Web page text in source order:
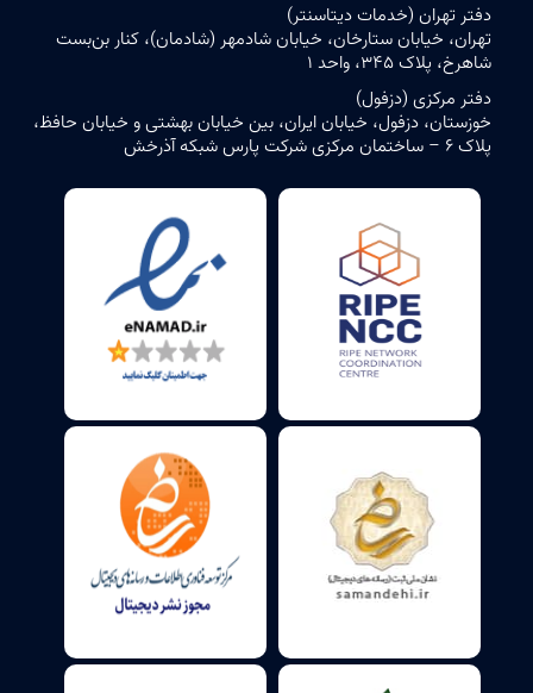
دفتر تهران (خدمات دیتاسنتر)
تهران، خیابان ستارخان، خیابان شادمهر (شادمان)، کنار بن‌بست
شاهرخ، پلاک ۳۴۵، واحد ۱
دفتر مرکزی (دزفول)
خوزستان، دزفول، خیابان ایران، بین خیابان بهشتی و خیابان حافظ،
پلاک ۶ – ساختمان مرکزی شرکت پارس شبکه آذرخش